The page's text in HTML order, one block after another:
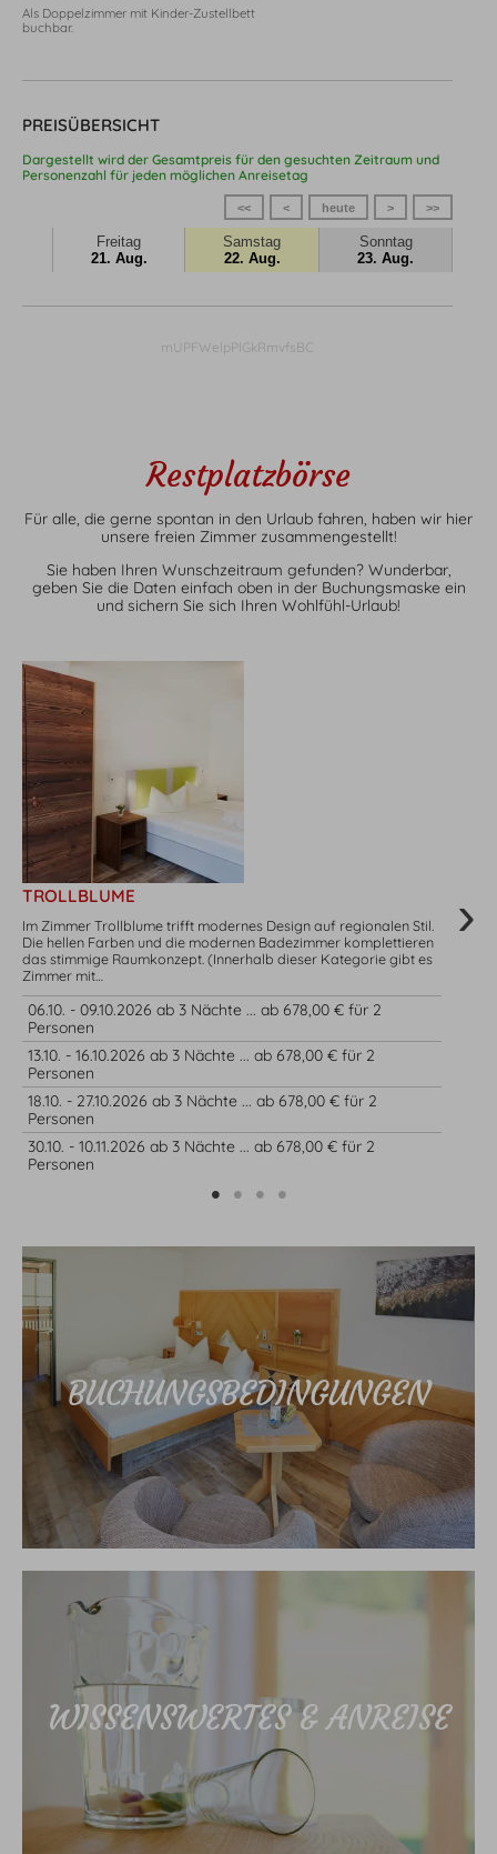
Als Doppelzimmer mit Kinder-Zustellbett
buchbar.
PREISÜBERSICHT
Dargestellt wird der Gesamtpreis für den gesuchten Zeitraum und
Personenzahl für jeden möglichen Anreisetag
>>
>
heute
<
<<
Freitag
21. Aug.
Samstag
22. Aug.
Sonntag
23. Aug.
mUPFWelpPlGkRmvfsBC
Restplatzbörse
Für alle, die gerne spontan in den Urlaub fahren, haben wir hier
unsere freien Zimmer zusammengestellt!
Sie haben Ihren Wunschzeitraum gefunden? Wunderbar,
geben Sie die Daten einfach oben in der Buchungsmaske ein
und sichern Sie sich Ihren Wohlfühl-Urlaub!
TROLLBLUME
Im Zimmer Trollblume trifft modernes Design auf regionalen Stil.
Die hellen Farben und die modernen Badezimmer komplettieren
das stimmige Raumkonzept. (Innerhalb dieser Kategorie gibt es
Zimmer mit…
06.10. - 09.10.2026 ab 3 Nächte ... ab 678,00 € für 2
Personen
13.10. - 16.10.2026 ab 3 Nächte ... ab 678,00 € für 2
Personen
18.10. - 27.10.2026 ab 3 Nächte ... ab 678,00 € für 2
Personen
30.10. - 10.11.2026 ab 3 Nächte ... ab 678,00 € für 2
Personen
BUCHUNGSBEDINGUNGEN
WISSENSWERTES & ANREISE